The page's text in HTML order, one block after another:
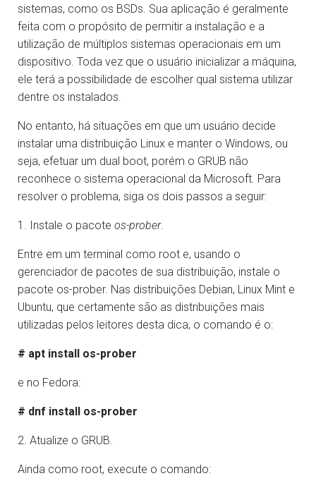
sistemas, como os BSDs. Sua aplicação é geralmente
feita com o propósito de permitir a instalação e a
utilização de múltiplos sistemas operacionais em um
dispositivo. Toda vez que o usuário inicializar a máquina,
ele terá a possibilidade de escolher qual sistema utilizar
dentre os instalados.
No entanto, há situações em que um usuário decide
instalar uma distribuição Linux e manter o Windows, ou
seja, efetuar um dual boot, porém o GRUB não
reconhece o sistema operacional da Microsoft. Para
resolver o problema, siga os dois passos a seguir:
1. Instale o pacote os-prober.
Entre em um terminal como root e, usando o
gerenciador de pacotes de sua distribuição, instale o
pacote os-prober. Nas distribuições Debian, Linux Mint e
Ubuntu, que certamente são as distribuições mais
utilizadas pelos leitores desta dica, o comando é o:
# apt install os-prober
e no Fedora:
# dnf install os-prober
2. Atualize o GRUB.
Ainda como root, execute o comando: